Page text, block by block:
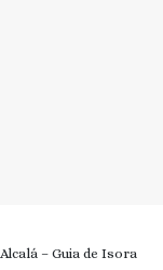
– Guia de Isora